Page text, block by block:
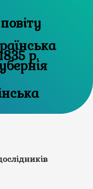
р.